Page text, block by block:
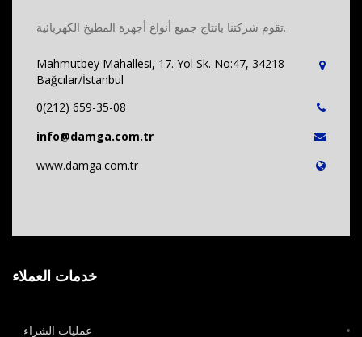
تقوم شركتنا بانتاج جميع أنواع أجهزة المطبخ الكهربائية.
Mahmutbey Mahallesi, 17. Yol Sk. No:47, 34218
Bağcılar/İstanbul
0(212) 659-35-08
info@damga.com.tr
www.damga.com.tr
خدمات العملاء
عمليات الشراء